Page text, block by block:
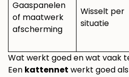
Gaaspanelen
of maatwerk
afscherming
Wisselt per
situatie
Wat werkt goed en wat vaak
Een kattennet werkt goed